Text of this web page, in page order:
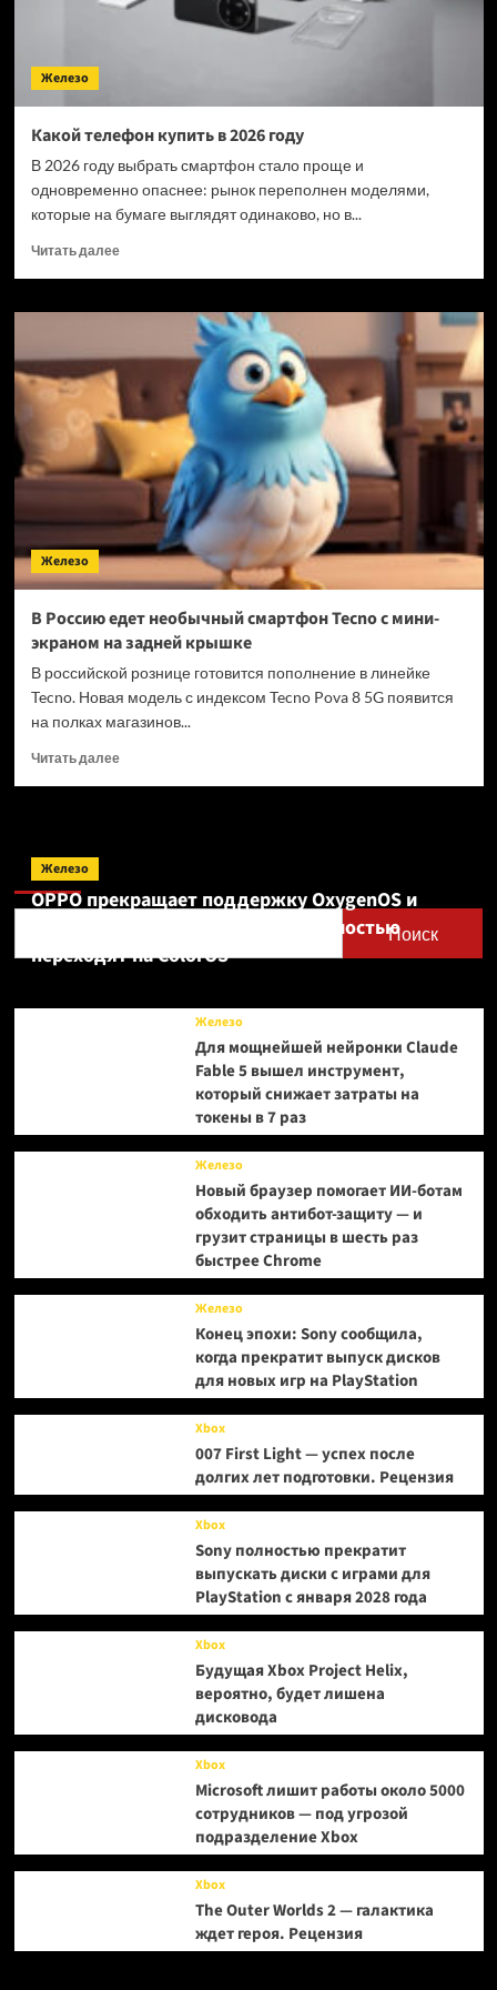
Железо
Какой телефон купить в 2026 году
В 2026 году выбрать смартфон стало проще и
одновременно опаснее: рынок переполнен моделями,
которые на бумаге выглядят одинаково, но в...
Читать далееПрочитать
Какой
купить
2026
году
Железо
В Россию едет необычный смартфон Tecno с мини-
экраном на задней крышке
В российской рознице готовится пополнение в линейке
Tecno. Новая модель с индексом Tecno Pova 8 5G появится
на полках магазинов...
Читать далееПрочитать
смартфон
мини-
на
Поиск
Поиск
Железо
OPPO прекращает поддержку OxygenOS и
Realme UI — OnePlus и realme полностью
переходят на ColorOS
Железо
Для мощнейшей нейронки Claude
Fable 5 вышел инструмент,
который снижает затраты на
токены в 7 раз
Железо
Новый браузер помогает ИИ-ботам
обходить антибот-защиту — и
грузит страницы в шесть раз
быстрее Chrome
Железо
Конец эпохи: Sony сообщила,
когда прекратит выпуск дисков
для новых игр на PlayStation
Xbox
007 First Light — успех после
долгих лет подготовки. Рецензия
Xbox
Sony полностью прекратит
выпускать диски с играми для
PlayStation с января 2028 года
Xbox
Будущая Xbox Project Helix,
вероятно, будет лишена
дисковода
Xbox
Microsoft лишит работы около 5000
сотрудников — под угрозой
подразделение Xbox
Xbox
The Outer Worlds 2 — галактика
ждет героя. Рецензия